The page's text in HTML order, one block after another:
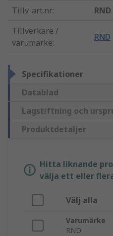
Tillv. art.nr:
Tillverkare /
varumärke:
RND
Specifikationer
Datablad
Lagstiftning och
Produktdetaljer
Hitta liknande
välja ett eller
Välj alla
Varumärke
RND